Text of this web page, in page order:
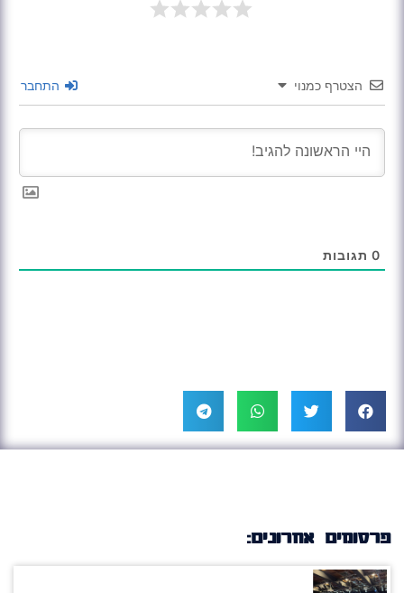
הצטרף כמנוי התחבר
0 תגובות
פרסומים אחרונים: